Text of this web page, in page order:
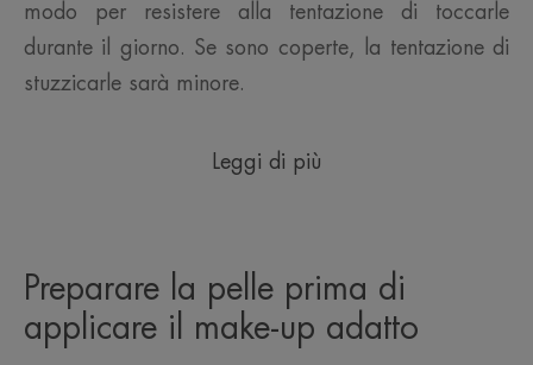
modo per resistere alla tentazione di toccarle
durante il giorno. Se sono coperte, la tentazione di
stuzzicarle sarà minore.
Leggi di più
Preparare la pelle prima di
applicare il make-up adatto